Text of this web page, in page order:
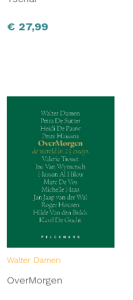
€ 27,99
Walter Damen
OverMorgen